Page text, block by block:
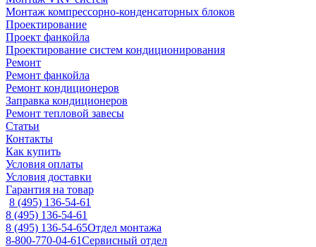
Монтаж компрессорно-конденсаторных блоков
Проектирование
Проект фанкойла
Проектирование систем кондиционирования
Ремонт
Ремонт фанкойла
Ремонт кондиционеров
Заправка кондиционеров
Ремонт тепловой завесы
Статьи
Контакты
Как купить
Условия оплаты
Условия доставки
Гарантия на товар
8 (495) 136-54-61
8 (495) 136-54-61
8 (495) 136-54-65Отдел монтажа
8-800-770-04-61Сервисный отдел